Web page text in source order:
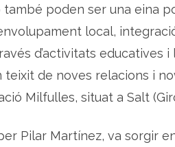
a
s
o
i
c
i
ó
m
u
poden ser una eina
local,
d’activitats educatives
de noves relacions i
Milfulles, situat a Salt
Pilar Martínez, va sorgir